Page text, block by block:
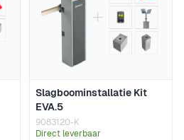
Slagboominstallatie Kit
EVA.5
9083120-K
Direct leverbaar